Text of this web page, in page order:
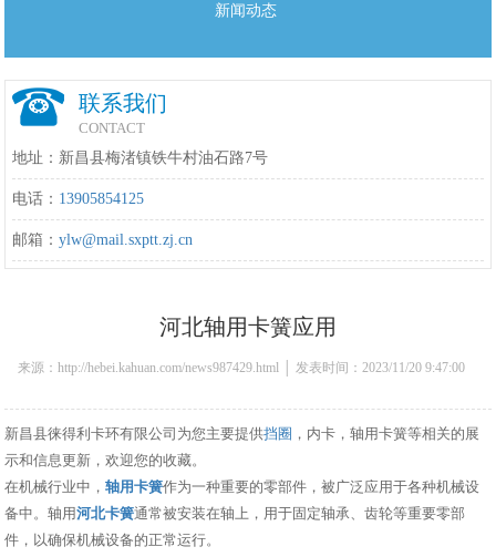
新闻动态
联系我们
CONTACT
地址：新昌县梅渚镇铁牛村油石路7号
电话： 13905854125
邮箱：ylw@mail.sxptt.zj.cn
河北轴用卡簧应用
来源：http://hebei.kahuan.com/news987429.html │ 发表时间：2023/11/20 9:47:00
新昌县徕得利卡环有限公司为您主要提供挡圈 ，内卡，轴用卡簧等相关的展
示和信息更新，欢迎您的收藏。
在机械行业中，轴用卡簧作为一种重要的零部件，被广泛应用于各种机械设
备中。轴用河北卡簧通常被安装在轴上，用于固定轴承、齿轮等重要零部
件，以确保机械设备的正常运行。